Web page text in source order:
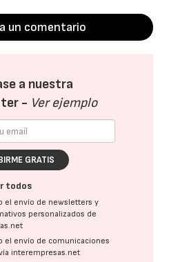
un comentario
a nuestra
- Ver ejemplo
GRATIS
todos
el envío de newsletters y
personalizados de
el envío de comunicaciones
interempresas.net